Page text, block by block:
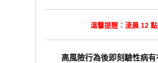
溫馨提醒：淩晨 12
高風險行為後即刻驗性病